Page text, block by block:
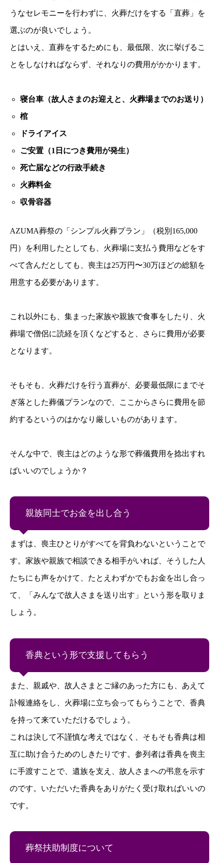
うなセレモニーを行わずに、火葬だけをする「直葬」を
選ぶのが良いでしょう。
とはいえ、直葬をするためにも、最低限、次に挙げるこ
とをしなければならず、それなりの費用がかかります。
寝台車（故人さまのお迎えと、火葬場までのお送り）
棺
ドライアイス
ご安置（1日につき費用が発生）
死亡届などの行政手続き
火葬料金
収骨容器
AZUMA葬祭の「シンプル火葬プラン」（税別165,000
円）を利用したとしても、火葬場に支払う費用などをす
べて含んだとしても、喪主は25万円〜30万ほどの総額を
用意する必要があります。
これ以外にも、集まった家族や親族で食事をしたり、火
葬場で僧侶に読経を頂くなどすると、さらに費用が必要
となります。
そもそも、火葬だけを行う直葬が、必要最低限にまでそ
ぎ落とした葬儀プランなので、ここからさらに費用を節
約するというのはかなり厳しいものがあります。
そんな中で、喪主はどのような形で葬儀費用を捻出すれ
ばいいのでしょうか？
親族同士でお金を出し合う
まずは、喪主ひとりがすべてを背負わないということで
す。家族や親族で相談できる相手がいれば、そうした人
たちにも声をかけて、たとえわずかでもお金を出し合っ
て、「みんなで故人さまを送り出す」という形を取りま
しょう。
香典という形で支援してもらう
また、親戚や、故人さまとご縁のあった方にも、あえて
訃報連絡をし、火葬場に立ち会ってもらうことで、香典
を持って来ていただけるでしょう。
これは決して不謹慎な考えではなく、そもそも香典は相
互に助け合うためのしきたりです。参列者は香典を喪主
に手渡すことで、遺族を支え、故人さまへの弔意を示す
のです。いただいた香典をありがたく受け取ればいいの
です。
葬祭扶助制度について